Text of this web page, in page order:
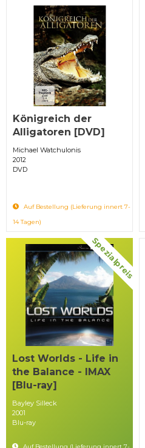
Königreich der
Alligatoren [DVD]
Michael Watchulonis
2012
DVD
Auf Bestellung (Lieferung innert 7-
14 Tagen)
Spezialpreis
Lost Worlds - Life in
the Balance - IMAX
[Blu-ray]
Bayley Silleck
2001
Blu-ray